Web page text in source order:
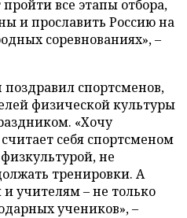
все этапы отбора,
и прославить Россию на
соревнованиях», –
спортсменов,
физической культуры
«Хочу
себя спортсменом
не
тренировки. А
учителям – не только
учеников», –